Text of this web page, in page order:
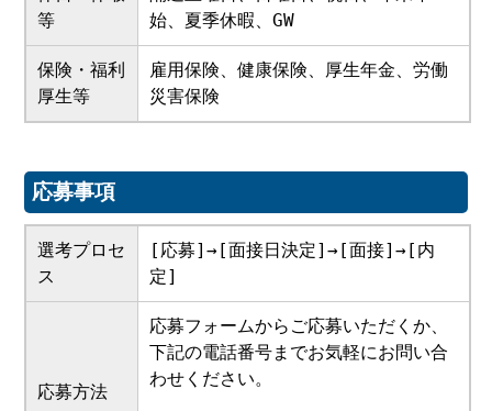
等
始、夏季休暇、GW
保険・福利
厚生等
雇用保険、健康保険、厚生年金、労働
災害保険
応募事項
選考プロセ
ス
[応募]→[面接日決定]→[面接]→[内
定]
応募方法
応募フォームからご応募いただくか、
下記の電話番号までお気軽にお問い合
わせください。